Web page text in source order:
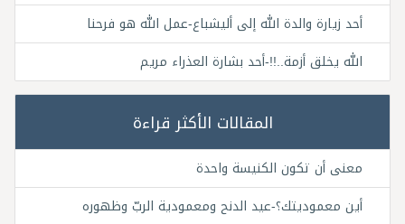
أحد زيارة والدة الله إلى أليشباع-عمل الله هو فرحنا
الله يخلق أزمة..!!-أحد بشارة العذراء مريم
المقالات الأكثر قراءة
معنى أن تكون الكنيسة واحدة
أين معموديتك؟-عيد الدنح ومعمودية الربّ وظهوره